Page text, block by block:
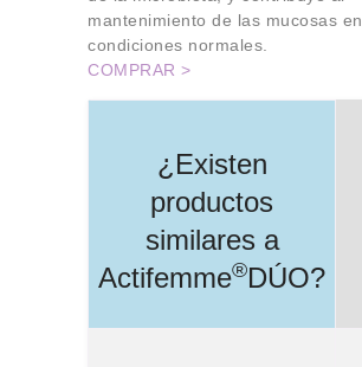
mantenimiento de las mucosas en
condiciones normales.
COMPRAR >
¿Existen
productos
similares a
Actifemme®DÚO?